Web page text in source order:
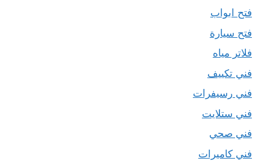
فتح ابواب
فتح سيارة
فلاتر مياه
فني تكييف
فني رسيفرات
فني ستلايت
فني صحي
فني كاميرات